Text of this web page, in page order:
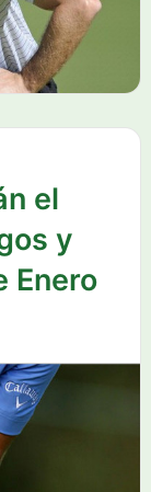
el
y
Enero